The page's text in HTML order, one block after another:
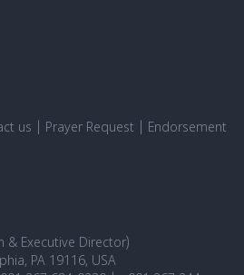
us Prayer Request
Endorsement
& Executive Director)
PA 19116, USA